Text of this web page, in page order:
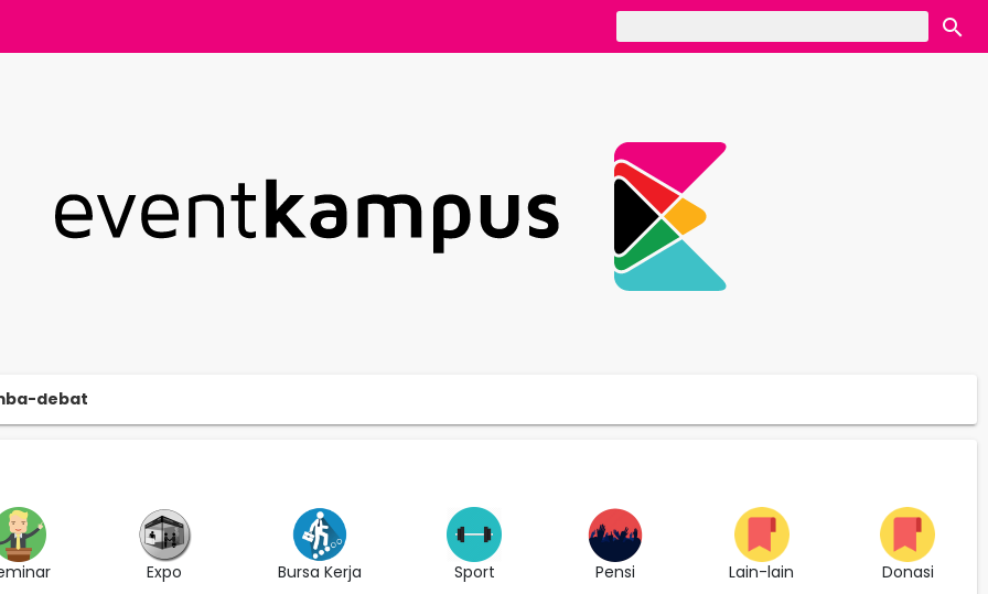
debat
Expo Bursa Kerja Sport Pensi Lain-lain Donasi